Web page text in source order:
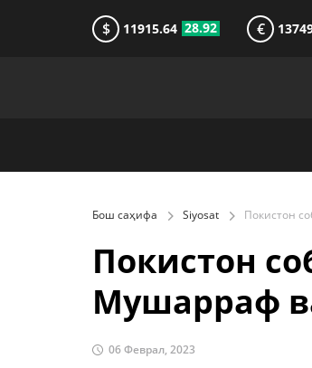
$ 11915.64 28.92 €
Бош саҳифа Siyosat
Покистон
Мушарраф
06 Феврал, 2023